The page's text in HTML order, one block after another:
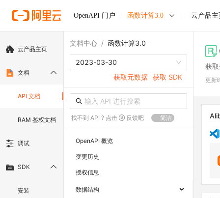
OpenAPI 门户 函数计算3.0 云产品主
云产品主页
文档
API 文档
RAM 鉴权文档
调试
SDK
安装
文档中心 / 函数计算3.0
2023-03-30
获取元数据 获取 SDK
找不到 API ? 点击 反馈吧 简洁
OpenAPI 概览
变更历史
授权信息
数据结构
获
更新